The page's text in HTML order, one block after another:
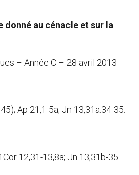
donné au cénacle et sur la
– Année C – 28 avril 2013
Ap 21,1-5a; Jn 13,31a.34-35.
12,31-13,8a; Jn 13,31b-35